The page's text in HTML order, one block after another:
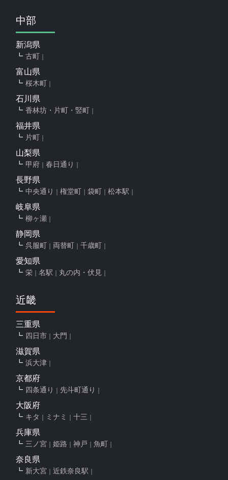
中部
新潟県
古町
富山県
桜木町
石川県
香林坊・片町・竪町
福井県
片町
山梨県
甲府 春日通り
長野県
中央通り 権堂町 袋町 松本駅
岐阜県
柳ヶ瀬
静岡県
呉服町 両替町 千歳町
愛知県
栄 名駅 丸の内・伏見
近畿
三重県
四日市 大門
滋賀県
浜大津
京都府
四条通り 先斗町通り
大阪府
キタ ミナミ 十三
兵庫県
三ノ宮 姫路 神戸 魚町
奈良県
新大宮 近鉄奈良駅